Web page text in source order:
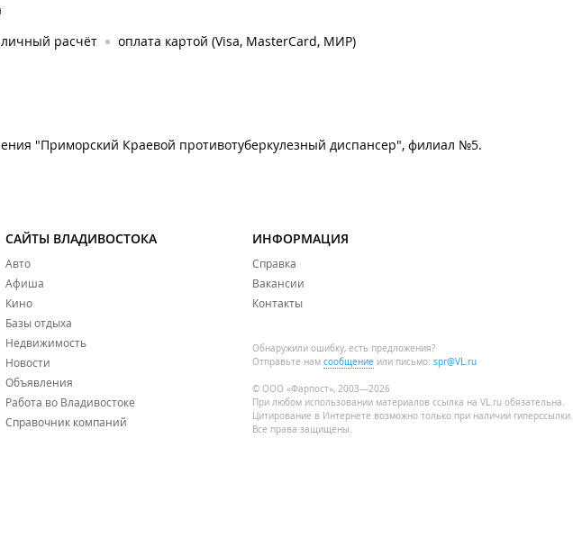
расчёт оплата картой (Visa, MasterCard, МИР)
"Приморский Краевой противотуберкулезный диспансер", филиал №5.
САЙТЫ ВЛАДИВОСТОКА
Авто
Афиша
Кино
Базы отдыха
Недвижимость
Новости
Объявления
Работа во Владивостоке
Справочник компаний
ИНФОРМАЦИЯ
Справка
Вакансии
Контакты
Обнаружили ошибку, есть предложения?
Отправьте нам сообщение или письмо: spr@VL.ru
© ООО «Фарпост», 2003—2026
При любом использовании материалов ссылка на VL.ru обязательна.
Цитирование в Интернете возможно только при наличии гиперссылки.
Все права защищены.